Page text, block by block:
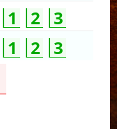
1 2
3
1 2
3